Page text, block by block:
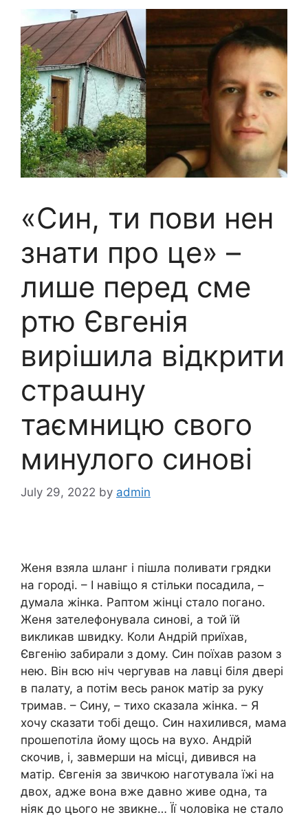
«Син, ти пови нен
знати про це» –
лише перед сме
ртю Євгенія
вирішила відкрити
страաну
таємницю свого
минулого синові
July 29, 2022 by admin
Женя взяла шланг і пішла поливати грядки
на городі. – І навіщо я стільки посадила, –
думала жінка. Раптом жінці стало погано.
Женя зателефонувала синові, а той їй
викликав швидку. Коли Андрій приїхав,
Євгенію забирали з дому. Син поїхав разом з
нею. Він всю ніч чергував на лавці біля двері
в палату, а потім весь ранок матір за руку
тримав. – Сину, – тихо сказала жінка. – Я
хочу сказати тобі дещо. Син нахилився, мама
прошепотіла йому щось на вухо. Андрій
скочив, і, завмерши на місці, дивився на
матір. Євгенія за звичкою наготувала їжі на
двох, адже вона вже давно живе одна, та
ніяк до цього не звикне… Її чоловіка не стало